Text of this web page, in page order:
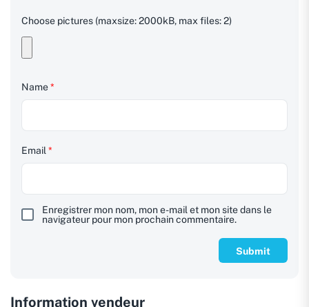
Choose pictures (maxsize: 2000kB, max files: 2)
Name*
Email *
Enregistrer mon nom, mon e-mail et mon site dans le
navigateur pour mon prochain commentaire.
Information vendeur